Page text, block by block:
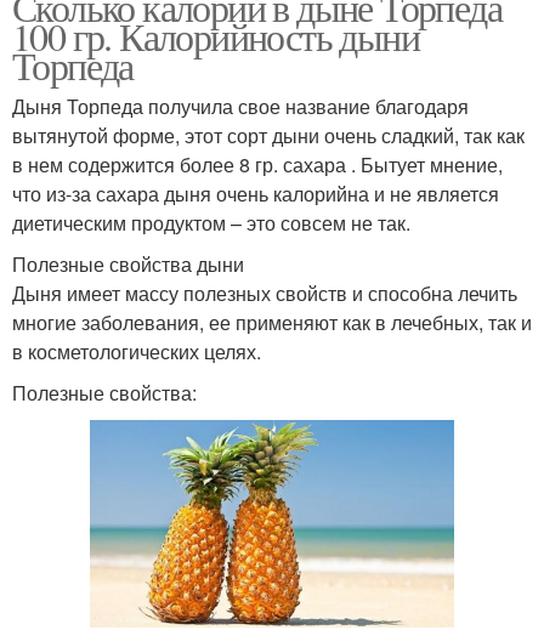
100 гр. Калорийность дыни
Торпеда
Дыня Торпеда получила свое название благодаря
вытянутой форме, этот сорт дыни очень сладкий, так как
в нем содержится более 8 гр. сахара . Бытует мнение,
что из-за сахара дыня очень калорийна и не является
диетическим продуктом – это совсем не так.
Полезные свойства дыни
Дыня имеет массу полезных свойств и способна лечить
многие заболевания, ее применяют как в лечебных, так и
в косметологических целях.
Полезные свойства: